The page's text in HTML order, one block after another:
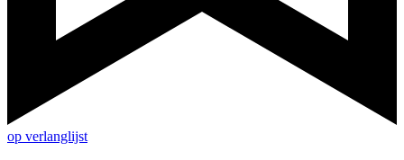
op verlanglijst